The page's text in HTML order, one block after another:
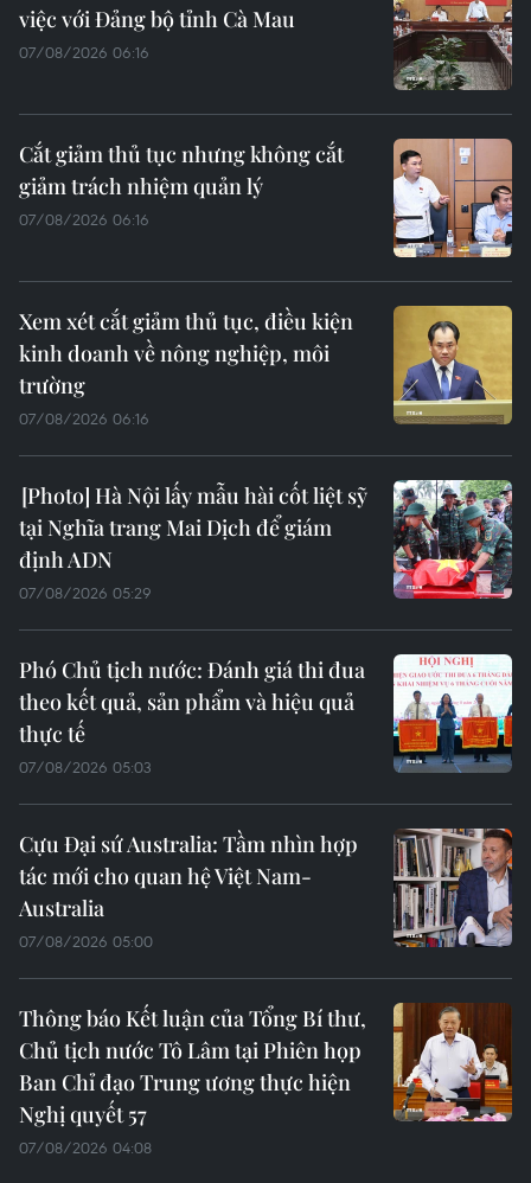
việc với Đảng bộ tỉnh Cà Mau
07/08/2026 06:16
Cắt giảm thủ tục nhưng không cắt
giảm trách nhiệm quản lý
07/08/2026 06:16
Xem xét cắt giảm thủ tục, điều kiện
kinh doanh về nông nghiệp, môi
trường
07/08/2026 06:16
Hà Nội lấy mẫu hài cốt liệt sỹ
tại Nghĩa trang Mai Dịch để giám
định ADN
07/08/2026 05:29
Phó Chủ tịch nước: Đánh giá thi đua
theo kết quả, sản phẩm và hiệu quả
thực tế
07/08/2026 05:03
Cựu Đại sứ Australia: Tầm nhìn hợp
tác mới cho quan hệ Việt Nam-
Australia
07/08/2026 05:00
Thông báo Kết luận của Tổng Bí thư,
Chủ tịch nước Tô Lâm tại Phiên họp
Ban Chỉ đạo Trung ương thực hiện
Nghị quyết 57
07/08/2026 04:08